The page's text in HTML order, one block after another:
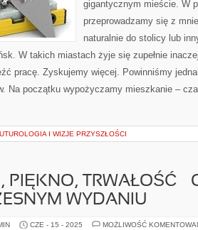
gigantycznym mieście. W
przeprowadzamy się z
naturalnie do stolicy lub
W takich miastach żyje się zupełnie
pracę. Zyskujemy więcej. Powinniśmy
Na początku wypożyczamy mieszkanie –
I WIZJE PRZYSZŁOŚCI
PIĘKNO, TRWAŁOŚĆ –
WYDANIU
CZE - 15 - 2025 MOŻLIWOŚĆ